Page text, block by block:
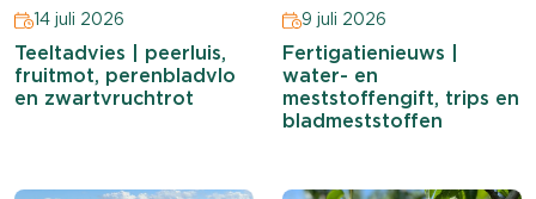
14 juli 2026
Teeltadvies | peerluis,
fruitmot, perenbladvlo
en zwartvruchtrot
9 juli 2026
Fertigatienieuws |
water- en
meststoffengift, trips en
bladmeststoffen